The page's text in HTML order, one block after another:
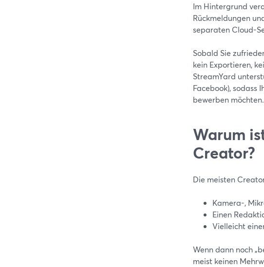
Im Hintergrund
Rückmeldungen
separaten Cloud-
Sobald Sie
kein Exportieren,
StreamYard
Facebook), sodass
bewerben
Warum
Creator?
Die meisten
Kamera-,
Einen
Vielleicht
Wenn dann noch
meist keinen